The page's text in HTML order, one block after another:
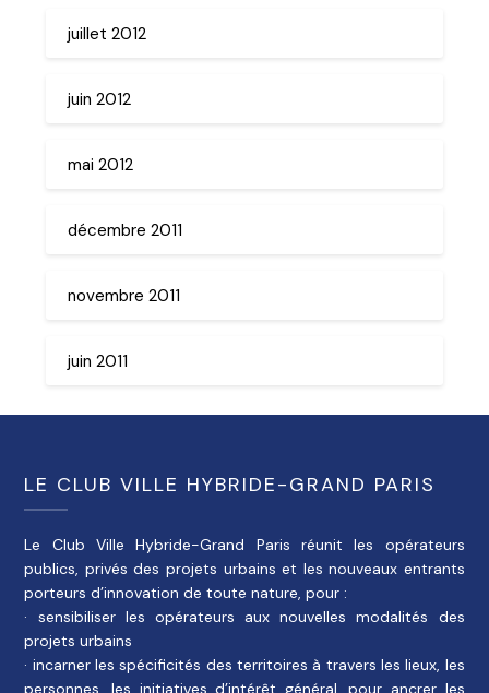
juillet 2012
juin 2012
mai 2012
décembre 2011
novembre 2011
juin 2011
LE CLUB VILLE HYBRIDE-GRAND PARIS
Le Club Ville Hybride-Grand Paris réunit les opérateurs
publics, privés des projets urbains et les nouveaux entrants
porteurs d’innovation de toute nature, pour :
· sensibiliser les opérateurs aux nouvelles modalités des
projets urbains
· incarner les spécificités des territoires à travers les lieux, les
personnes, les initiatives d’intérêt général, pour ancrer les